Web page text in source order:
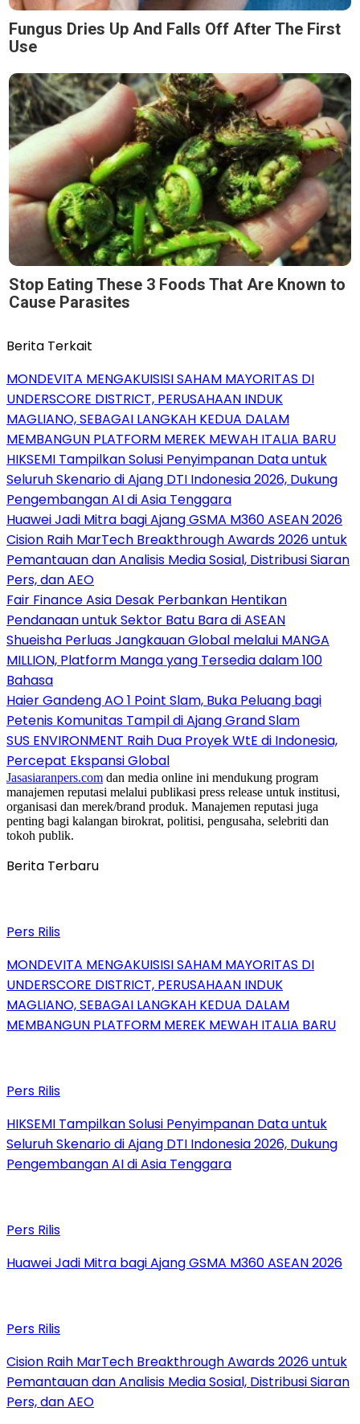
Fungus Dries Up And Falls Off After The First
Use
Stop Eating These 3 Foods That Are Known to
Cause Parasites
Berita Terkait
MONDEVITA MENGAKUISISI SAHAM MAYORITAS DI
UNDERSCORE DISTRICT, PERUSAHAAN INDUK
MAGLIANO, SEBAGAI LANGKAH KEDUA DALAM
MEMBANGUN PLATFORM MEREK MEWAH ITALIA BARU
HIKSEMI Tampilkan Solusi Penyimpanan Data untuk
Seluruh Skenario di Ajang DTI Indonesia 2026, Dukung
Pengembangan AI di Asia Tenggara
Huawei Jadi Mitra bagi Ajang GSMA M360 ASEAN 2026
Cision Raih MarTech Breakthrough Awards 2026 untuk
Pemantauan dan Analisis Media Sosial, Distribusi Siaran
Pers, dan AEO
Fair Finance Asia Desak Perbankan Hentikan
Pendanaan untuk Sektor Batu Bara di ASEAN
Shueisha Perluas Jangkauan Global melalui MANGA
MILLION, Platform Manga yang Tersedia dalam 100
Bahasa
Haier Gandeng AO 1 Point Slam, Buka Peluang bagi
Petenis Komunitas Tampil di Ajang Grand Slam
SUS ENVIRONMENT Raih Dua Proyek WtE di Indonesia,
Percepat Ekspansi Global
Jasasiaranpers.com dan media online ini mendukung program
manajemen reputasi melalui publikasi press release untuk institusi,
organisasi dan merek/brand produk. Manajemen reputasi juga
penting bagi kalangan birokrat, politisi, pengusaha, selebriti dan
tokoh publik.
Berita Terbaru
Pers Rilis
MONDEVITA MENGAKUISISI SAHAM MAYORITAS DI
UNDERSCORE DISTRICT, PERUSAHAAN INDUK
MAGLIANO, SEBAGAI LANGKAH KEDUA DALAM
MEMBANGUN PLATFORM MEREK MEWAH ITALIA BARU
Pers Rilis
HIKSEMI Tampilkan Solusi Penyimpanan Data untuk
Seluruh Skenario di Ajang DTI Indonesia 2026, Dukung
Pengembangan AI di Asia Tenggara
Pers Rilis
Huawei Jadi Mitra bagi Ajang GSMA M360 ASEAN 2026
Pers Rilis
Cision Raih MarTech Breakthrough Awards 2026 untuk
Pemantauan dan Analisis Media Sosial, Distribusi Siaran
Pers, dan AEO